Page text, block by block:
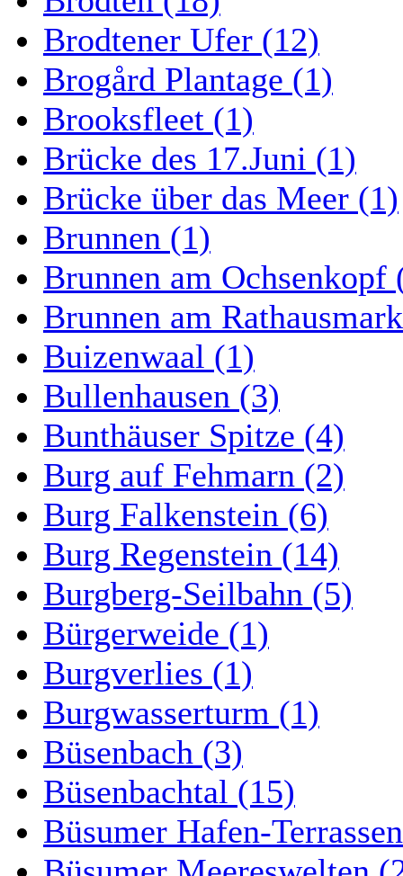
Brodtener Ufer (12)
Brogård Plantage (1)
Brooksfleet (1)
Brücke des 17.Juni (1)
Brücke über das Meer (1)
Brunnen (1)
Brunnen am Ochsenkopf
Brunnen am
Buizenwaal (1)
Bullenhausen (3)
Bunthäuser Spitze (4)
Burg auf Fehmarn (2)
Burg Falkenstein (6)
Burg Regenstein (14)
Burgberg-Seilbahn (5)
Bürgerweide (1)
Burgverlies (1)
Burgwasserturm (1)
Büsenbach (3)
Büsenbachtal (15)
Büsumer Hafen-